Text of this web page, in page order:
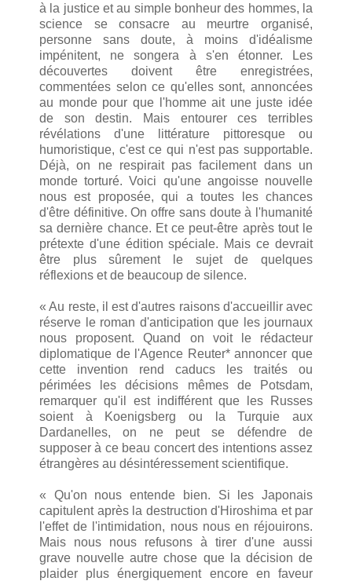
à la justice et au simple bonheur des hommes, la
science se consacre au meurtre organisé,
personne sans doute, à moins d'idéalisme
impénitent, ne songera à s'en étonner. Les
découvertes doivent être enregistrées,
commentées selon ce qu'elles sont, annoncées
au monde pour que l'homme ait une juste idée
de son destin. Mais entourer ces terribles
révélations d'une littérature pittoresque ou
humoristique, c'est ce qui n'est pas supportable.
Déjà, on ne respirait pas facilement dans un
monde torturé. Voici qu'une angoisse nouvelle
nous est proposée, qui a toutes les chances
d'être définitive. On offre sans doute à l'humanité
sa dernière chance. Et ce peut-être après tout le
prétexte d'une édition spéciale. Mais ce devrait
être plus sûrement le sujet de quelques
réflexions et de beaucoup de silence.
« Au reste, il est d'autres raisons d'accueillir avec
réserve le roman d'anticipation que les journaux
nous proposent. Quand on voit le rédacteur
diplomatique de l'Agence Reuter* annoncer que
cette invention rend caducs les traités ou
périmées les décisions mêmes de Potsdam,
remarquer qu'il est indifférent que les Russes
soient à Koenigsberg ou la Turquie aux
Dardanelles, on ne peut se défendre de
supposer à ce beau concert des intentions assez
étrangères au désintéressement scientifique.
« Qu'on nous entende bien. Si les Japonais
capitulent après la destruction d'Hiroshima et par
l'effet de l'intimidation, nous nous en réjouirons.
Mais nous nous refusons à tirer d'une aussi
grave nouvelle autre chose que la décision de
plaider plus énergiquement encore en faveur